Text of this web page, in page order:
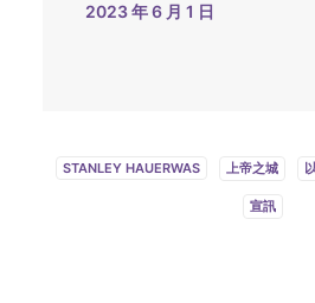
2023 年 6 月 1 日
STANLEY HAUERWAS 上帝之城
宣訊